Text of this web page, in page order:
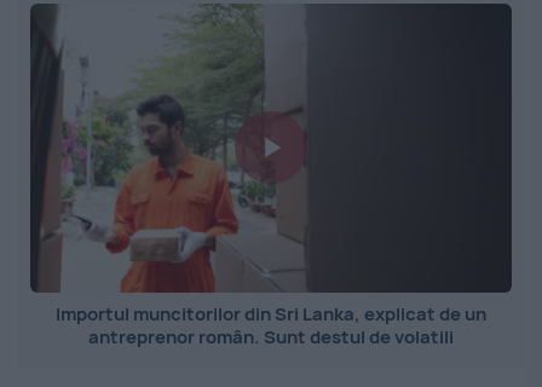
Importul muncitorilor din Sri Lanka, explicat de un
antreprenor român. Sunt destul de volatili